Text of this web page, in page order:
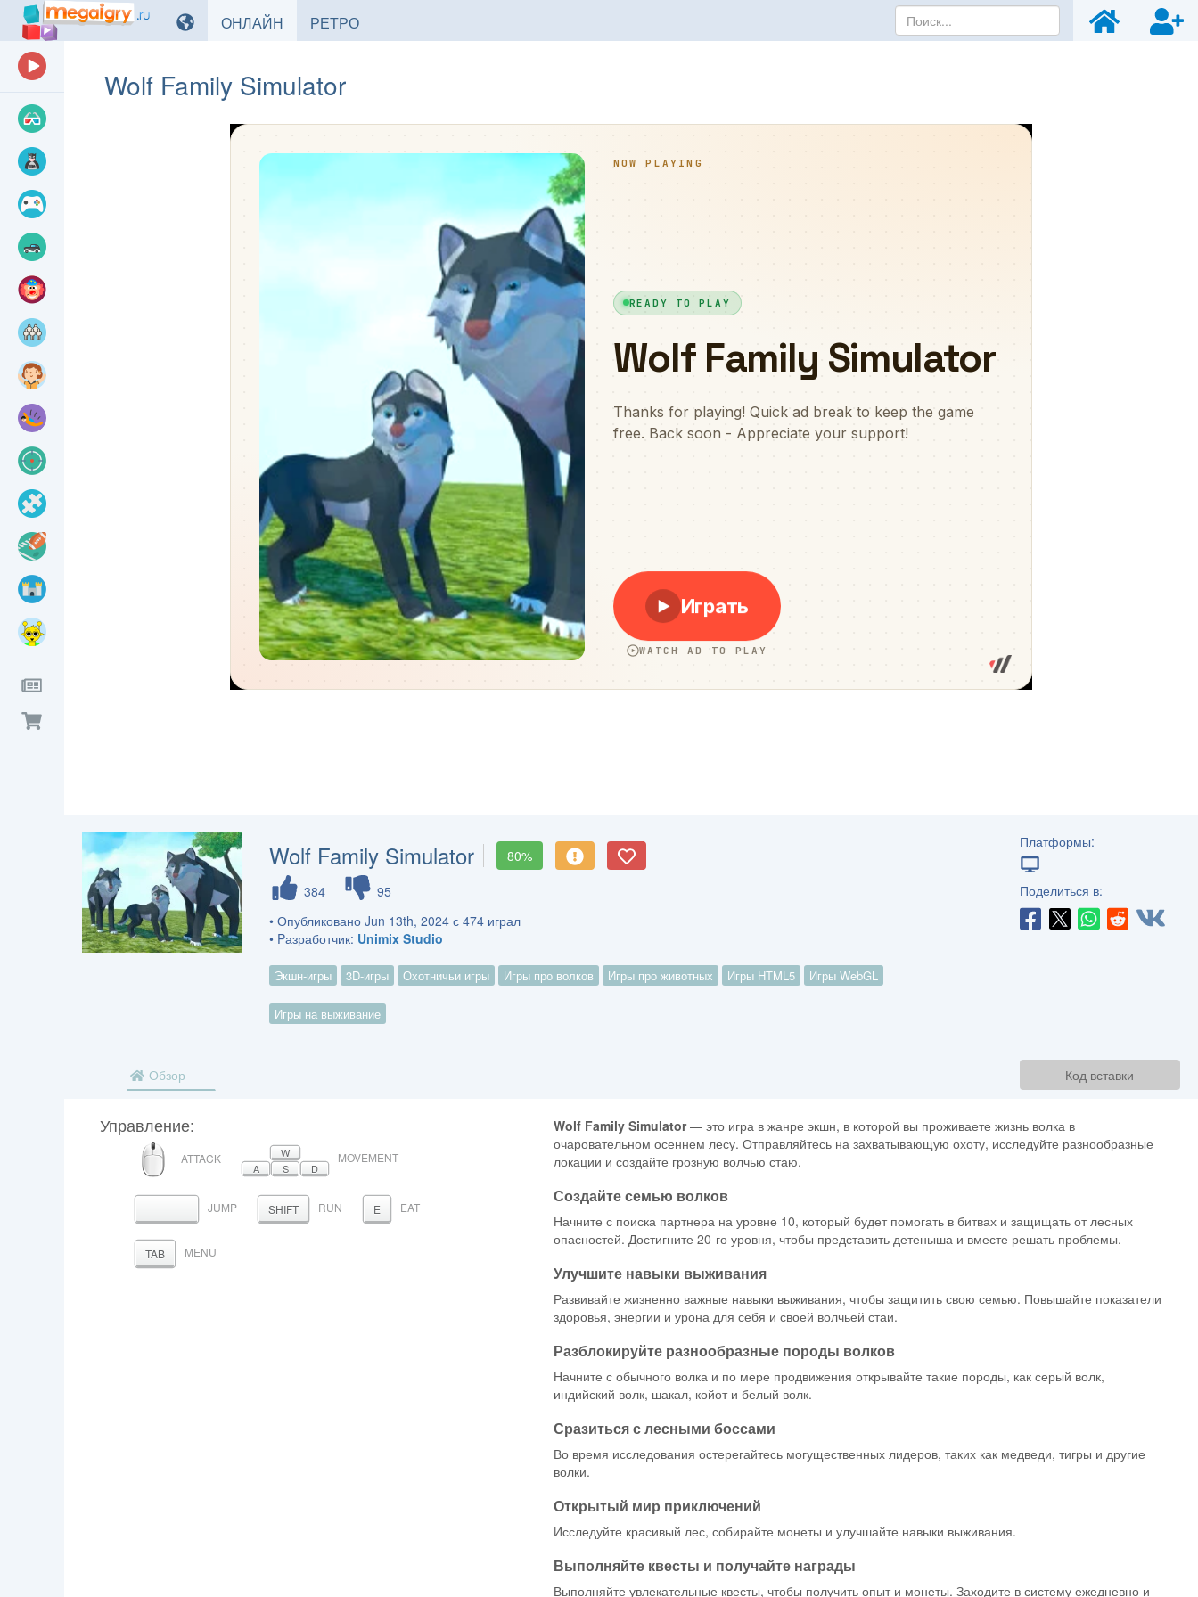
ОНЛАЙН ИГРЫРЕТРОИГРЫ
Wolf Family Simulator
Wolf Family Simulator
80%
384
95
• Опубликовано Jun 13th, 2024 с 474 играл
• Pазработчик: Unimix Studio
Экшн-игры 3D-игры Охотничьи игры Игры про волков Игры про животных Игры HTML5 Игры WebGL
Игры на выживание
Платформы:
Поделиться в:
Код вставки
Обзор
Управление:
МЫШЬ
ATTACK
W
A
S D
MOVEMENT
ПРОБЕЛJUMP SHIFT RUN E EAT
TAB MENU
Wolf Family Simulator— это игра в жанре экшн, в которой вы проживаете жизнь волка в
очаровательном осеннем лесу. Отправляйтесь на захватывающую охоту, исследуйте разнообразные
локации и создайте грозную волчью стаю.
Создайте семью волков
Начните с поиска партнера на уровне 10, который будет помогать в битвах и защищать от лесных
опасностей. Достигните 20-го уровня, чтобы представить детеныша и вместе решать проблемы.
Улучшите навыки выживания
Развивайте жизненно важные навыки выживания, чтобы защитить свою семью. Повышайте показатели
здоровья, энергии и урона для себя и своей волчьей стаи.
Разблокируйте разнообразные породы волков
Начните с обычного волка и по мере продвижения открывайте такие породы, как серый волк,
индийский волк, шакал, койот и белый волк.
Сразиться с лесными боссами
Во время исследования остерегайтесь могущественных лидеров, таких как медведи, тигры и другие
волки.
Открытый мир приключений
Исследуйте красивый лес, собирайте монеты и улучшайте навыки выживания.
Выполняйте квесты и получайте награды
Выполняйте увлекательные квесты, чтобы получить опыт и монеты. Заходите в систему ежедневно и